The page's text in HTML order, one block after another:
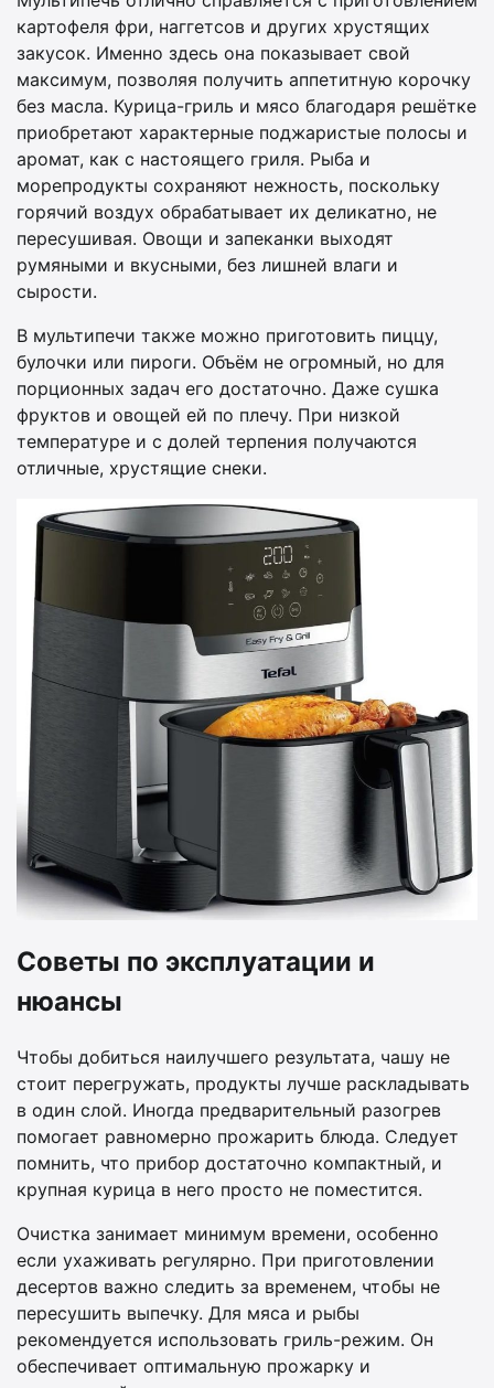
картофеля фри, наггетсов и других хрустящих
закусок. Именно здесь она показывает свой
максимум, позволяя получить аппетитную корочку
без масла. Курица-гриль и мясо благодаря решётке
приобретают характерные поджаристые полосы и
аромат, как с настоящего гриля. Рыба и
морепродукты сохраняют нежность, поскольку
горячий воздух обрабатывает их деликатно, не
пересушивая. Овощи и запеканки выходят
румяными и вкусными, без лишней влаги и
сырости.
В мультипечи также можно приготовить пиццу,
булочки или пироги. Объём не огромный, но для
порционных задач его достаточно. Даже сушка
фруктов и овощей ей по плечу. При низкой
температуре и с долей терпения получаются
отличные, хрустящие снеки.
Советы по эксплуатации и
нюансы
Чтобы добиться наилучшего результата, чашу не
стоит перегружать, продукты лучше раскладывать
в один слой. Иногда предварительный разогрев
помогает равномерно прожарить блюда. Следует
помнить, что прибор достаточно компактный, и
крупная курица в него просто не поместится.
Очистка занимает минимум времени, особенно
если ухаживать регулярно. При приготовлении
десертов важно следить за временем, чтобы не
пересушить выпечку. Для мяса и рыбы
рекомендуется использовать гриль-режим. Он
обеспечивает оптимальную прожарку и